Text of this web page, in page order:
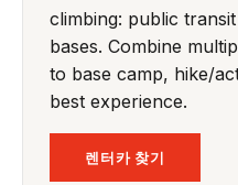
climbing: public
bases. Combine
to base camp, hike/
best experience.
렌터카 찾기